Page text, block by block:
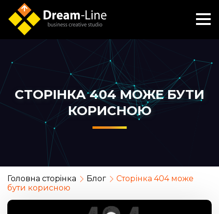
СТОРІНКА 404 МОЖЕ БУТИ
КОРИСНОЮ
Головна сторiнка Блог
Сторінка 404 може
бути корисною